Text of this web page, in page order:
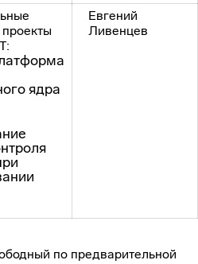
ядра
Евгений
Ливенцев
по предварительной